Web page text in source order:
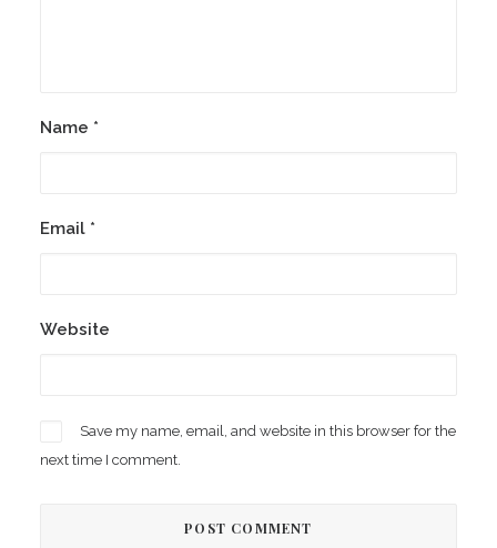
Name *
Email *
Website
Save my name, email, and website in this browser for the
next time I comment.